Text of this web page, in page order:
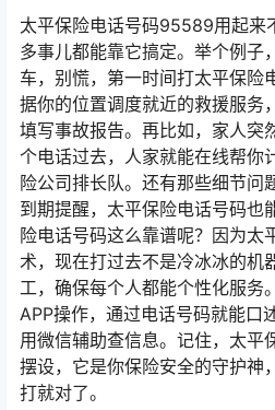
太平保险电话号码95589用起来
多事儿都能靠它搞定。举个例子
车，别慌，第一时间打太平保险
据你的位置调度就近的救援服务
填写事故报告。再比如，家人突
个电话过去，人家就能在线帮你
险公司排长队。还有那些细节问
到期提醒，太平保险电话号码也
险电话号码这么靠谱呢？因为太
术，现在打过去不是冷冰冰的机
工，确保每个人都能个性化服务
APP操作，通过电话号码就能口
用微信辅助查信息。记住，太
摆设，它是你保险安全的守护神
打就对了。